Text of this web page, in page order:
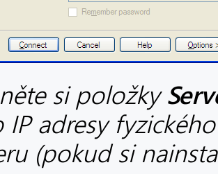
si položky
IP adresy
(pokud si